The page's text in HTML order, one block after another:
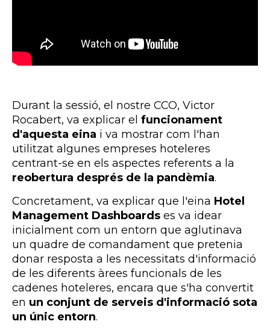
Durant la sessió, el nostre CCO, Victor
Rocabert, va explicar el funcionament
d'aquesta eina i va mostrar com l'han
utilitzat algunes empreses hoteleres
centrant-se en els aspectes referents a la
reobertura després de la pandèmia.
Concretament, va explicar que l'eina Hotel
Management Dashboards es va idear
inicialment com un entorn que aglutinava
un quadre de comandament que pretenia
donar resposta a les necessitats d'informació
de les diferents àrees funcionals de les
cadenes hoteleres, encara que s'ha convertit
en un conjunt de serveis d'informació sota
un únic entorn.